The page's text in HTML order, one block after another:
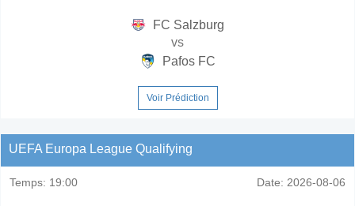
FC Salzburg
vs
Pafos FC
Voir Prédiction
UEFA Europa League Qualifying
Temps: 19:00 Date: 2026-08-06